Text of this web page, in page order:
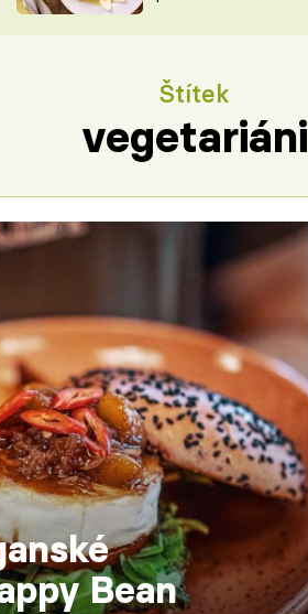
NA NÁKUPECH
Štítek
vegetariáni
Bean